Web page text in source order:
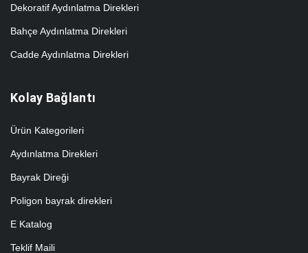
Dekoratif Aydınlatma Direkleri
Bahçe Aydınlatma Direkleri
Cadde Aydınlatma Direkleri
Kolay Bağlantı
Ürün Kategorileri
Aydınlatma Direkleri
Bayrak Direği
Poligon bayrak direkleri
E Katalog
Teklif Maili